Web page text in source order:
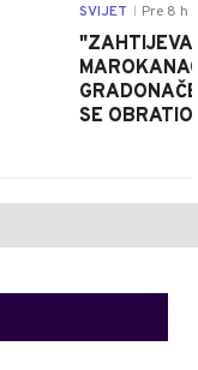
SVIJET Pre 8 h
SE